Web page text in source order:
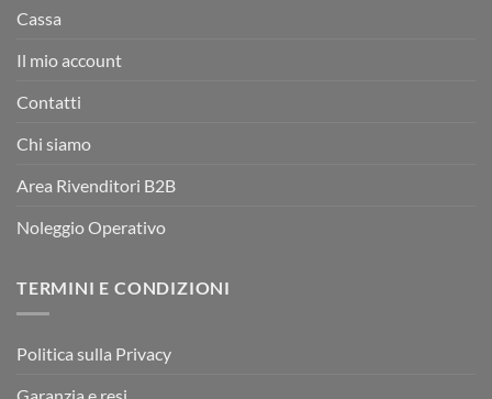
Cassa
Il mio account
Contatti
Chi siamo
Area Rivenditori B2B
Noleggio Operativo
TERMINI E CONDIZIONI
Politica sulla Privacy